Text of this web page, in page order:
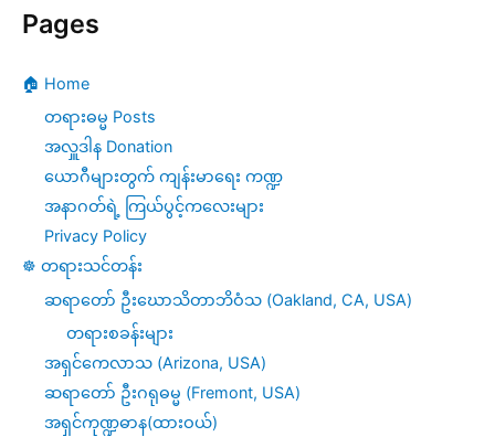
(၁၀)ရက်
န်
တရား
စခန်း
Ashin
Koivda’s
10-
Pages
🏠 Home
တရားဓမ္မ Posts
အလှူဒါန Donation
ယောဂီများတွက် ကျန်းမာရေး ကဏ္ဍ
အနာဂတ်ရဲ့ ကြယ်ပွင့်ကလေးများ
Privacy Policy
☸️ တရားသင်တန်း
ဆရာတော် ဦးဃောသိတာဘိဝံသ (Oakland, CA, USA)
တရားစခန်းများ
အရှင်ကေလာသ (Arizona, USA)
ဆရာတော် ဦးဂရုဓမ္မ (Fremont, USA)
အရှင်ကုဏ္ဍဓာန(ထားဝယ်)